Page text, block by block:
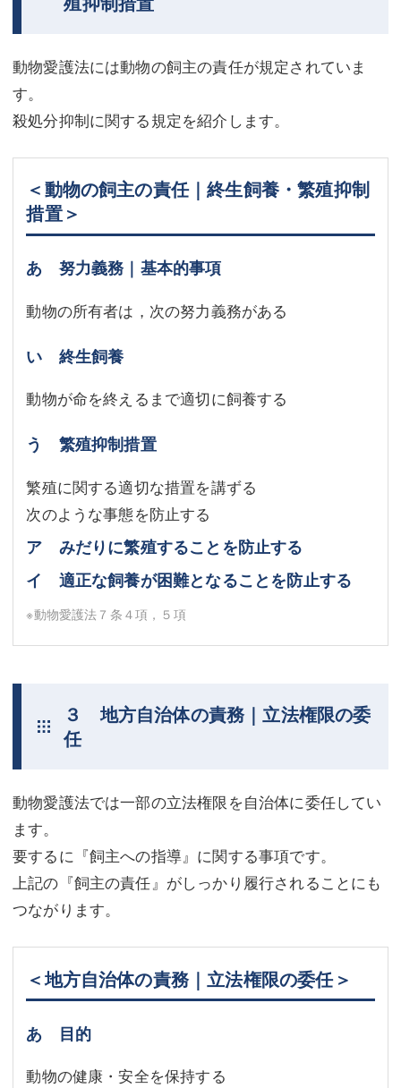
動物愛護法には動物の飼主の責任が規定されていま
す。
殺処分抑制に関する規定を紹介します。
＜動物の飼主の責任｜終生飼養・繁殖抑制
措置＞
あ 努力義務｜基本的事項
動物の所有者は，次の努力義務がある
い 終生飼養
動物が命を終えるまで適切に飼養する
う 繁殖抑制措置
繁殖に関する適切な措置を講ずる
次のような事態を防止する
ア みだりに繁殖することを防止する
イ 適正な飼養が困難となることを防止する
※動物愛護法７条４項，５項
３ 地方自治体の責務｜立法権限の委
任
動物愛護法では一部の立法権限を自治体に委任してい
ます。
要するに『飼主への指導』に関する事項です。
上記の『飼主の責任』がしっかり履行されることにも
つながります。
＜地方自治体の責務｜立法権限の委任＞
あ 目的
動物の健康・安全を保持する